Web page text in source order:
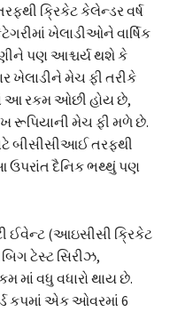
ક્રિકેટ કેલેન્ડર વર્ષ
ખેલાડીઓને વાર્ષિક
પણ આશ્ચર્ય થશે કે
ખેલાડીને મેચ ફી તરીકે
આ રકમ ઓછી હોય છે,
રૂપિયાની મેચ ફી મળે છે.
બીસીસીઆઈ તરફથી
ઉપરાંત દૈનિક ભથ્થું પણ
ઈવેન્ટ (આઇસીસી ક્રિકેટ
બિગ ટેસ્ટ સિરીઝ,
માં વધુ વધારો થાય છે.
કપમાં એક ઓવરમાં 6